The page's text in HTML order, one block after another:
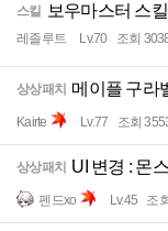
스킬 보우마스터 스
레졸루트 Lv.70 조회
상상패치 메이플 구라
Kairte Lv.77 조회
상상패치 UI 변경 : 몬
펜드xo Lv.45 조